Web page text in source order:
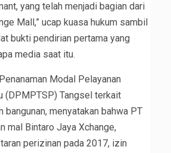
yang telah menjadi bagian dari
Mall,” ucap kuasa hukum sambil
bukti pendirian pertama yang
media saat itu.
Modal Pelayanan
(DPMPTSP) Tangsel terkait
bangunan, menyatakan bahwa PT
mal Bintaro Jaya Xchange,
perizinan pada 2017, izin